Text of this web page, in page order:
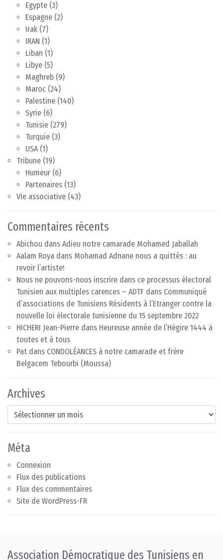
Egypte (3)
Espagne (2)
Irak (7)
IRAN (1)
Liban (1)
Libye (5)
Maghreb (9)
Maroc (24)
Palestine (140)
Syrie (6)
Tunisie (279)
Turquie (3)
USA(1)
Tribune (19)
Humeur (6)
Partenaires (13)
Vie associative (43)
Commentaires récents
Abichou dans Adieu notre camarade Mohamed Jaballah
Aalam Roya dans Mohamad Adnane nous a quittés : au
revoir l’artiste!
Nous ne pouvons-nous inscrire dans ce processus électoral
Tunisien aux multiples carences – ADTF dans Communiqué
d’associations de Tunisiens Résidents à l’Etranger contre la
nouvelle loi électorale tunisienne du 15 septembre 2022
HICHERI Jean-Pierre dans Heureuse année de l’Hégire 1444 à
toutes et à tous
Pat dans CONDOLÉANCES à notre camarade et frère
Belgacem Tebourbi (Moussa)
Archives
Archives
Méta
Connexion
Flux des publications
Flux des commentaires
Site de WordPress-FR
Association Démocratique des Tunisiens en